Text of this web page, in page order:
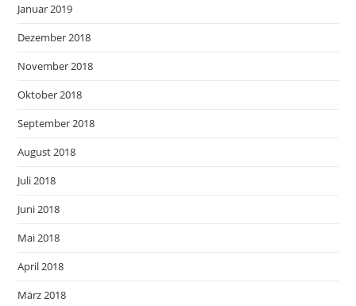
Januar 2019
Dezember 2018
November 2018
Oktober 2018
September 2018
August 2018
Juli 2018
Juni 2018
Mai 2018
April 2018
März 2018